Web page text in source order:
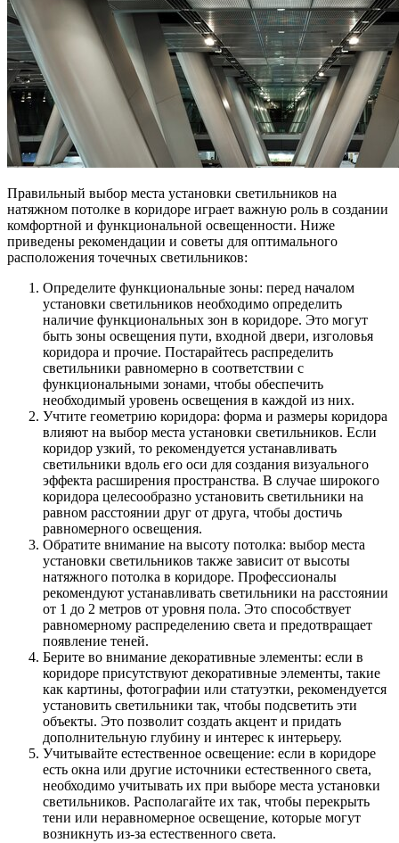
Правильный выбор места установки светильников на
натяжном потолке в коридоре играет важную роль в создании
комфортной и функциональной освещенности. Ниже
приведены рекомендации и советы для оптимального
расположения точечных светильников:
Определите функциональные зоны: перед началом
установки светильников необходимо определить
наличие функциональных зон в коридоре. Это могут
быть зоны освещения пути, входной двери, изголовья
коридора и прочие. Постарайтесь распределить
светильники равномерно в соответствии с
функциональными зонами, чтобы обеспечить
необходимый уровень освещения в каждой из них.
Учтите геометрию коридора: форма и размеры коридора
влияют на выбор места установки светильников. Если
коридор узкий, то рекомендуется устанавливать
светильники вдоль его оси для создания визуального
эффекта расширения пространства. В случае широкого
коридора целесообразно установить светильники на
равном расстоянии друг от друга, чтобы достичь
равномерного освещения.
Обратите внимание на высоту потолка: выбор места
установки светильников также зависит от высоты
натяжного потолка в коридоре. Профессионалы
рекомендуют устанавливать светильники на расстоянии
от 1 до 2 метров от уровня пола. Это способствует
равномерному распределению света и предотвращает
появление теней.
Берите во внимание декоративные элементы: если в
коридоре присутствуют декоративные элементы, такие
как картины, фотографии или статуэтки, рекомендуется
установить светильники так, чтобы подсветить эти
объекты. Это позволит создать акцент и придать
дополнительную глубину и интерес к интерьеру.
Учитывайте естественное освещение: если в коридоре
есть окна или другие источники естественного света,
необходимо учитывать их при выборе места установки
светильников. Располагайте их так, чтобы перекрыть
тени или неравномерное освещение, которые могут
возникнуть из-за естественного света.